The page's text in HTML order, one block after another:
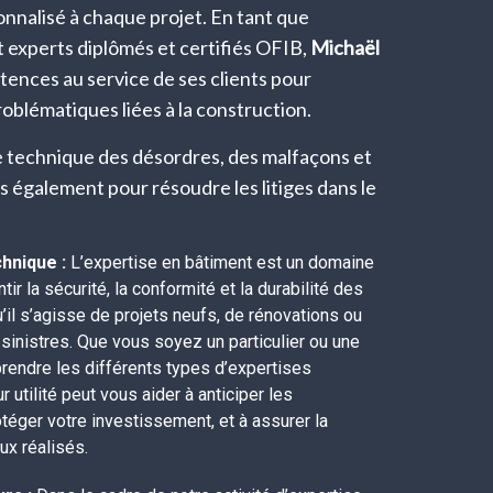
à chaque projet. En tant que
experts diplômés et certifiés OFIB, Michaël
au service de ses clients pour
liées à la construction.
technique des désordres, des malfaçons et
également pour résoudre les litiges dans le
: L’expertise en bâtiment est un domaine
la sécurité, la conformité et la durabilité des
s’agisse de projets neufs, de rénovations ou
Que vous soyez un particulier ou une
les différents types d’expertises
utilité peut vous aider à anticiper les
votre investissement, et à assurer la
réalisés.